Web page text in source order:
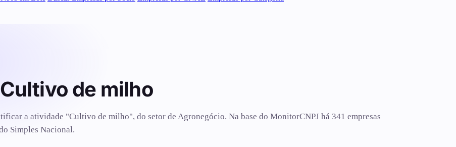
Cultivo de milho
a atividade "Cultivo de milho", do setor de Agronegócio. Na base do MonitorCNPJ há 341 empresas
Simples Nacional.